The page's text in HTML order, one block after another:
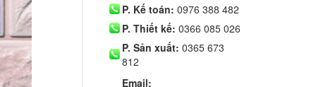
P. Kế toán: 0976 388 482
P. Thiết kế: 0366 085 026
P. Sản xuất: 0365 673
812
Email: